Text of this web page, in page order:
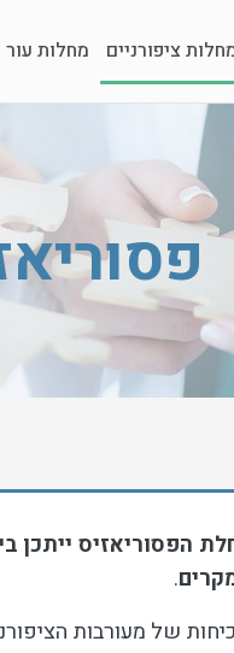
ציפורניים מחלות עור
הפסוריאזיס ייתכן
.